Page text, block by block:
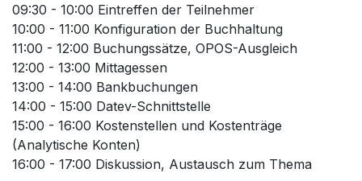
09:30 - 10:00 Eintreffen der Teilnehmer
10:00 - 11:00 Konfiguration der Buchhaltung
11:00 - 12:00 Buchungssätze, OPOS-Ausgleich
12:00 - 13:00 Mittagessen
13:00 - 14:00 Bankbuchungen
14:00 - 15:00 Datev-Schnittstelle
15:00 - 16:00 Kostenstellen und Kostenträge
(Analytische Konten)
16:00 - 17:00 Diskussion, Austausch zum Thema